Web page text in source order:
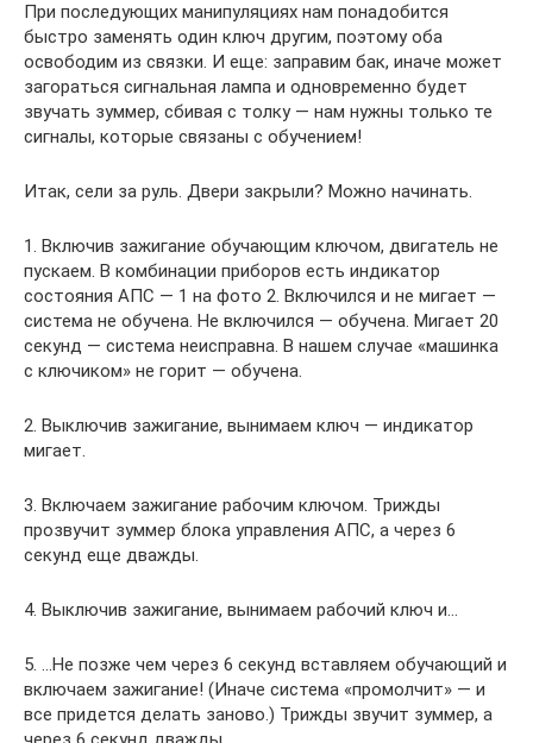
При последующих манипуляциях нам понадобится
быстро заменять один ключ другим, поэтому оба
освободим из связки. И еще: заправим бак, иначе может
загораться сигнальная лампа и одновременно будет
звучать зуммер, сбивая с толку — нам нужны только те
сигналы, которые связаны с обучением!
Итак, сели за руль. Двери закрыли? Можно начинать.
1. Включив зажигание обучающим ключом, двигатель не
пускаем. В комбинации приборов есть индикатор
состояния АПС — 1 на фото 2. Включился и не мигает —
система не обучена. Не включился — обучена. Мигает 20
секунд — система неисправна. В нашем случае «машинка
с ключиком» не горит — обучена.
2. Выключив зажигание, вынимаем ключ — индикатор
мигает.
3. Включаем зажигание рабочим ключом. Трижды
прозвучит зуммер блока управления АПС, а через 6
секунд еще дважды.
4. Выключив зажигание, вынимаем рабочий ключ и…
5. …Не позже чем через 6 секунд вставляем обучающий и
включаем зажигание! (Иначе система «промолчит» — и
все придется делать заново.) Трижды звучит зуммер, а